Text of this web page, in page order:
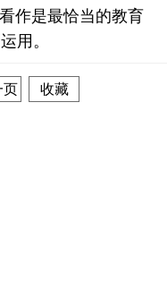
作是最恰当的教育
用。
页 收藏